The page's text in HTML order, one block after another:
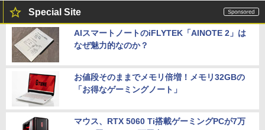
8世代 Core i5 Windows11 Pro メモリ 8
GB 16GB SSD 256GB 512GB 15型 テン
キー WEBカメラ DVDマルチ HDMI USB
3.1WPS Office 2 中古ノートPC 中古パ
ソコン ノートPC 中古ノートパソコン
Special Site
AIスマートノートのiFLYTEK「AINOTE 2」は
なぜ魅力的なのか？
お値段そのままでメモリ倍増！メモリ32GBの
「お得なゲーミングノート」
マウス、RTX 5060 Ti搭載ゲーミングPCが7万